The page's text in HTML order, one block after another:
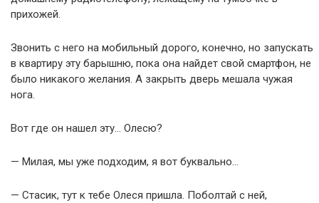
прихожей.
Звонить с него на мобильный дорого, конечно, но запускать
в квартиру эту барышню, пока она найдет свой смартфон, не
было никакого желания. А закрыть дверь мешала чужая
нога.
Вот где он нашел эту… Олесю?
— Милая, мы уже подходим, я вот буквально…
— Стасик, тут к тебе Олеся пришла. Поболтай с ней,